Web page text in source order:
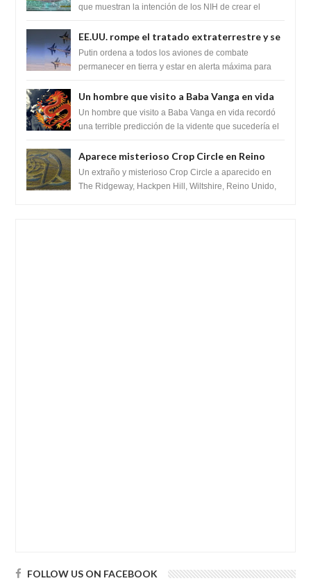
SARS-CoV-2, utilizando la investigación de
que muestran la intención de los NIH de crear el
EE.UU. rompe el tratado extraterrestre y se
prepara para destruir el misterioso satélite
"Caballero Negro"
Putin ordena a todos los aviones de combate
permanecer en tierra y estar en alerta máxima para
Un hombre que visito a Baba Vanga en vida
recordó la terrible predicción de la vidente
para febrero de 2022.
Un hombre que visito a Baba Vanga en vida recordó
una terrible predicción de la vidente que sucedería el
Aparece misterioso Crop Circle en Reino
Unido 23 de junio 2016
Un extraño y misterioso Crop Circle a aparecido en
The Ridgeway, Hackpen Hill, Wiltshire, Reino Unido,
FOLLOW US ON FACEBOOK